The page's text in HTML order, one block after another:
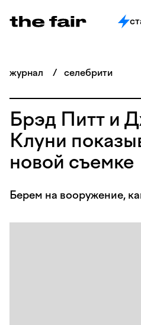
журнал / селебрити
Брэд Питт и
Клуни
новой съемке
Берем на вооружение,